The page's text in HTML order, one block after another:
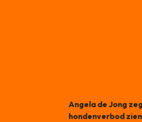
Angela de Jong
hondenverbod